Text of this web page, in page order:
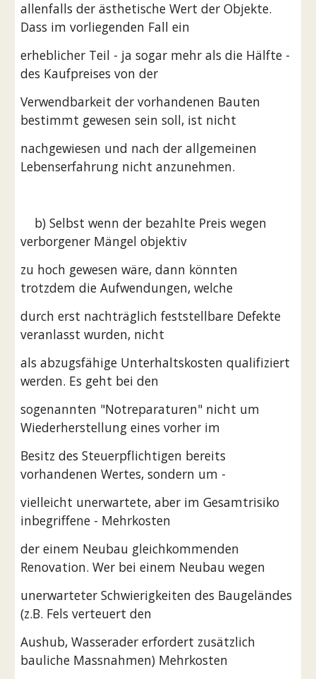
allenfalls der ästhetische Wert der Objekte.
Dass im vorliegenden Fall ein
erheblicher Teil - ja sogar mehr als die Hälfte -
des Kaufpreises von der
Verwendbarkeit der vorhandenen Bauten
bestimmt gewesen sein soll, ist nicht
nachgewiesen und nach der allgemeinen
Lebenserfahrung nicht anzunehmen.
verborgener Mängel objektiv
zu hoch gewesen wäre, dann könnten
trotzdem die Aufwendungen, welche
durch erst nachträglich feststellbare Defekte
veranlasst wurden, nicht
als abzugsfähige Unterhaltskosten qualifiziert
werden. Es geht bei den
sogenannten "Notreparaturen" nicht um
Wiederherstellung eines vorher im
Besitz des Steuerpflichtigen bereits
vorhandenen Wertes, sondern um -
vielleicht unerwartete, aber im Gesamtrisiko
inbegriffene - Mehrkosten
der einem Neubau gleichkommenden
Renovation. Wer bei einem Neubau wegen
unerwarteter Schwierigkeiten des Baugeländes
(z.B. Fels verteuert den
Aushub, Wasserader erfordert zusätzlich
bauliche Massnahmen) Mehrkosten